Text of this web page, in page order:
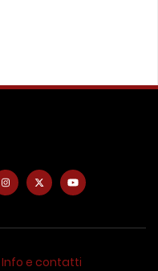
Info e contatti